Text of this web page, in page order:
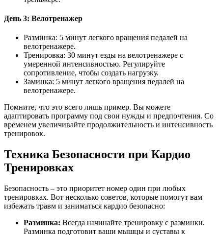
День 3: Велотренажер
Разминка: 5 минут легкого вращения педалей на
велотренажере.
Тренировка: 30 минут езды на велотренажере с
умеренной интенсивностью. Регулируйте
сопротивление, чтобы создать нагрузку.
Заминка: 5 минут легкого вращения педалей на
велотренажере.
Помните, что это всего лишь пример. Вы можете
адаптировать программу под свои нужды и предпочтения. Со
временем увеличивайте продолжительность и интенсивность
тренировок.
Техника Безопасности при Кардио
Тренировках
Безопасность – это приоритет номер один при любых
тренировках. Вот несколько советов, которые помогут вам
избежать травм и заниматься кардио безопасно:
Разминка: Всегда начинайте тренировку с разминки.
Разминка подготовит ваши мышцы и суставы к